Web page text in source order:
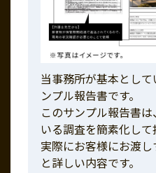
当事務所が基本とし
ンプル報告書です。
このサンプル報告書
いる調査を簡素化して
実際にお客様にお渡
と詳しい内容です。